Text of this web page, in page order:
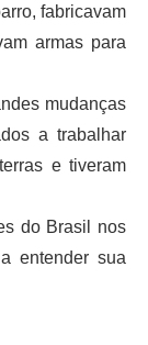
fabricavam
armas para
mudanças
a trabalhar
e tiveram
do Brasil nos
entender sua